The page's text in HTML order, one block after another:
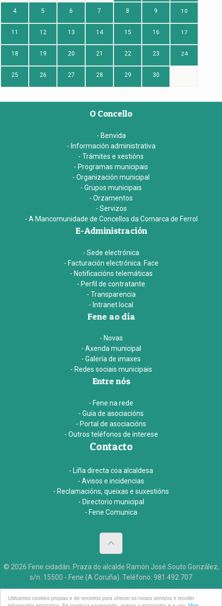
Utilizamos cookies propias e de terceiros para ofrecer os nosos servizos e recoller
4 5 6 7 8 9 10
11 12 13 14 15 16 17
18 19 20 21 22 23 24
25 26 27 28 29 30
O Concello
- Benvida
- Información administrativa
- Trámites e xestións
- Programas municipais
- Organización municipal
- Grupos municipais
- Orzamentos
- Servizos
- A Mancomunidade de Concellos da Comarca de Ferrol
E-Administración
- Sede electrónica
- Facturación electrónica. Face
- Notificacións telemáticas
- Perfil de contratante
- Transparencia
- Intranet local
Fene ao día
- Novas
- Axenda municipal
- Galería de imaxes
- Redes sociais municipais
Entre nós
- Fene na rede
- Guía de asociacións
- Portal de asociacións
- Outros teléfonos de interese
Contacto
- Liña directa coa alcaldesa
- Avisos e incidencias
- Reclamacións, queixas e suxestións
- Directorio municipal
- Fene Comunica
© 2026 Fene cidadán. Praza do alcalde Ramón José Souto González,
s/n. 15500 - Fene (A Coruña). Teléfono: 981 492 707